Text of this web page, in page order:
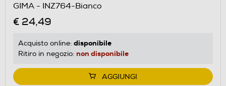
GIMA - INZ764-Bianco
€ 24,49
Acquisto online: disponibile
Ritiro in negozio: non disponibile
AGGIUNGI